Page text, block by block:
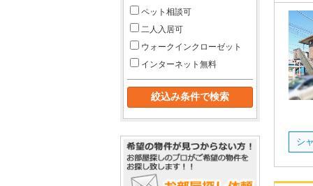
シ
ペット相談可
二人入居可
ウォークインクローゼット
インターネット無料